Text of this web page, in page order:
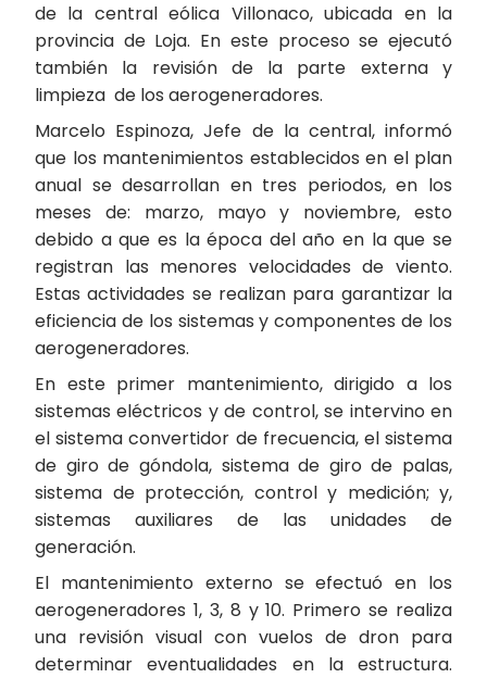
de la central eólica Villonaco, ubicada en la
provincia de Loja. En este proceso se ejecutó
también la revisión de la parte externa y
limpieza de los aerogeneradores.
Marcelo Espinoza, Jefe de la central, informó
que los mantenimientos establecidos en el plan
anual se desarrollan en tres periodos, en los
meses de: marzo, mayo y noviembre, esto
debido a que es la época del año en la que se
registran las menores velocidades de viento.
Estas actividades se realizan para garantizar la
eficiencia de los sistemas y componentes de los
aerogeneradores.
En este primer mantenimiento, dirigido a los
sistemas eléctricos y de control, se intervino en
el sistema convertidor de frecuencia, el sistema
de giro de góndola, sistema de giro de palas,
sistema de protección, control y medición; y,
sistemas auxiliares de las unidades de
generación.
El mantenimiento externo se efectuó en los
aerogeneradores 1, 3, 8 y 10. Primero se realiza
una revisión visual con vuelos de dron para
determinar eventualidades en la estructura.